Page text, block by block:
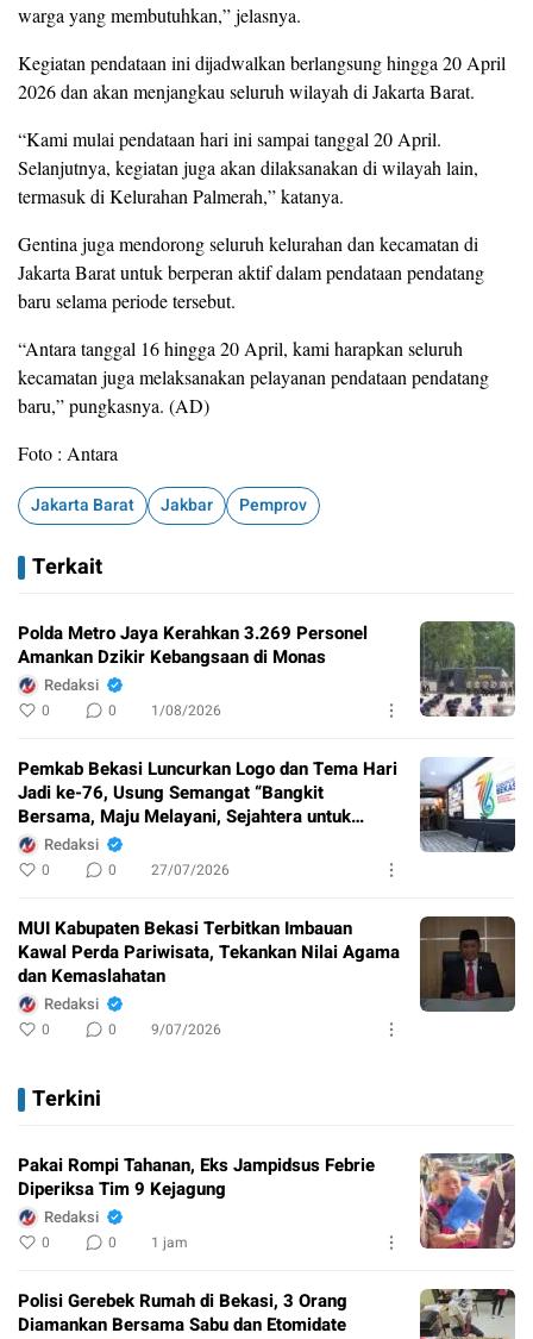
warga yang membutuhkan,” jelasnya.
Kegiatan pendataan ini dijadwalkan berlangsung hingga 20 April
2026 dan akan menjangkau seluruh wilayah di Jakarta Barat.
“Kami mulai pendataan hari ini sampai tanggal 20 April.
Selanjutnya, kegiatan juga akan dilaksanakan di wilayah lain,
termasuk di Kelurahan Palmerah,” katanya.
Gentina juga mendorong seluruh kelurahan dan kecamatan di
Jakarta Barat untuk berperan aktif dalam pendataan pendatang
baru selama periode tersebut.
“Antara tanggal 16 hingga 20 April, kami harapkan seluruh
kecamatan juga melaksanakan pelayanan pendataan pendatang
baru,” pungkasnya. (AD)
Foto : Antara
Jakarta Barat Jakbar Pemprov
Terkait
Polda Metro Jaya Kerahkan 3.269 Personel
Amankan Dzikir Kebangsaan di Monas
Redaksi
0 0 1/08/2026
Pemkab Bekasi Luncurkan Logo dan Tema Hari
Jadi ke-76, Usung Semangat “Bangkit
Bersama, Maju Melayani, Sejahtera untuk
Semua”
Redaksi
0 0 27/07/2026
MUI Kabupaten Bekasi Terbitkan Imbauan
Kawal Perda Pariwisata, Tekankan Nilai Agama
dan Kemaslahatan
Redaksi
0 0 9/07/2026
Terkini
Pakai Rompi Tahanan, Eks Jampidsus Febrie
Diperiksa Tim 9 Kejagung
Redaksi
0 0 1 jam
Polisi Gerebek Rumah di Bekasi, 3 Orang
Diamankan Bersama Sabu dan Etomidate